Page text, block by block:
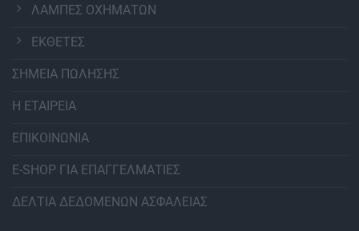
ΛΑΜΠΕΣ ΟΧΗΜΑΤΩΝ
ΕΚΘΕΤΕΣ
ΣΗΜΕΙΑ ΠΩΛΗΣΗΣ
Η ΕΤΑΙΡΕΙΑ
ΕΠΙΚΟΙΝΩΝΙΑ
E-SHOP ΓΙΑ ΕΠΑΓΓΕΛΜΑΤΙΕΣ
ΔΕΛΤΙΑ ΔΕΔΟΜΕΝΩΝ ΑΣΦΑΛΕΙΑΣ